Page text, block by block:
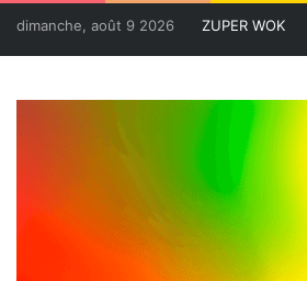
dimanche, août 9 2026 ZUPER WOK